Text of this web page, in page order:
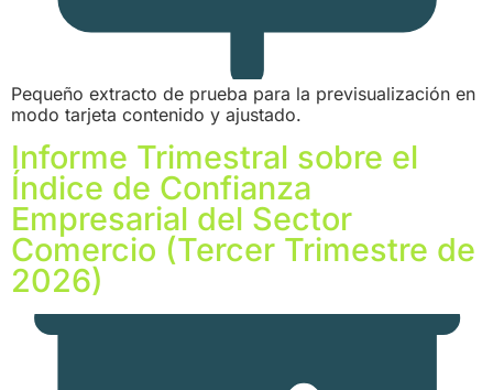
Pequeño extracto de prueba para la previsualización en
modo tarjeta contenido y ajustado.
Informe Trimestral sobre el
Índice de Confianza
Empresarial del Sector
Comercio (Tercer Trimestre de
2026)